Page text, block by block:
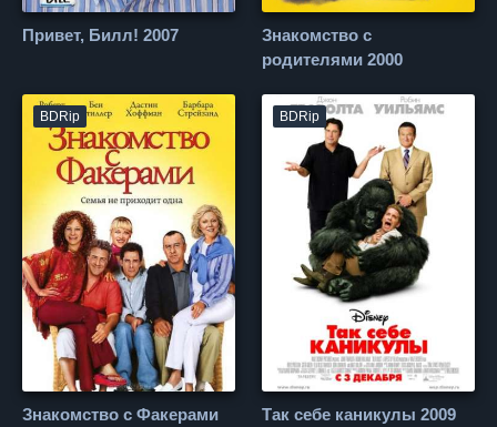
Привет, Билл! 2007
Знакомство с
родителями 2000
BDRip
Знакомство с Факерами
BDRip
Так себе каникулы 2009